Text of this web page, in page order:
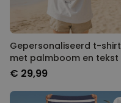
Gepersonaliseerd t-shirt
met palmboom en tekst
€ 29,99